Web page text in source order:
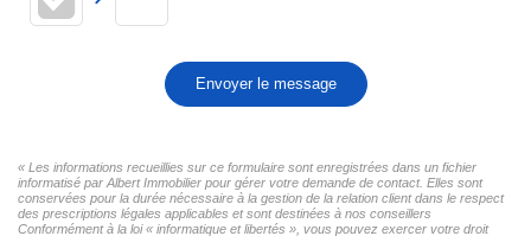
Envoyer le message
« Les informations recueillies sur ce formulaire sont enregistrées dans un fichier
informatisé par Albert Immobilier pour gérer votre demande de contact. Elles sont
conservées pour la durée nécessaire à la gestion de la relation client dans le respect
des prescriptions légales applicables et sont destinées à nos conseillers
Conformément à la loi « informatique et libertés », vous pouvez exercer votre droit